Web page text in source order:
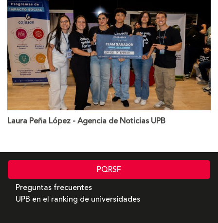
Laura Peña López - Agencia de Noticias UPB
PQRSF
Preguntas frecuentes
UPB en el ranking de universidades